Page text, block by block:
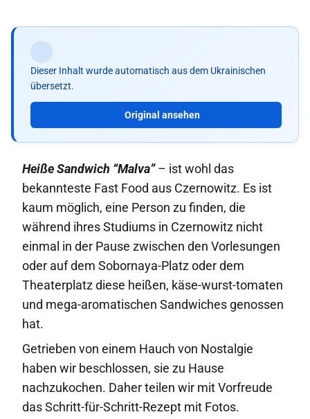
Dieser Inhalt wurde automatisch aus dem Ukrainischen
übersetzt.
Original ansehen
Heiße Sandwich “Malva”– ist wohl das
bekannteste Fast Food aus Czernowitz. Es ist
kaum möglich, eine Person zu finden, die
während ihres Studiums in Czernowitz nicht
einmal in der Pause zwischen den Vorlesungen
oder auf dem Sobornaya-Platz oder dem
Theaterplatz diese heißen, käse-wurst-tomaten
und mega-aromatischen Sandwiches genossen
hat.
Getrieben von einem Hauch von Nostalgie
haben wir beschlossen, sie zu Hause
nachzukochen. Daher teilen wir mit Vorfreude
das Schritt-für-Schritt-Rezept mit Fotos.